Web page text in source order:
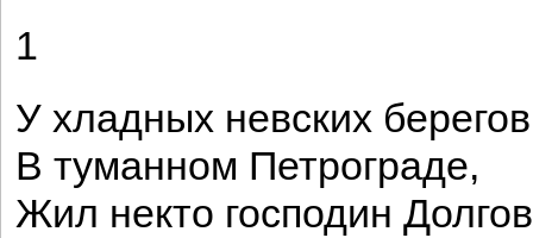
1
У хладных невских
В туманном Петрограде,
Жил некто господин Долгов